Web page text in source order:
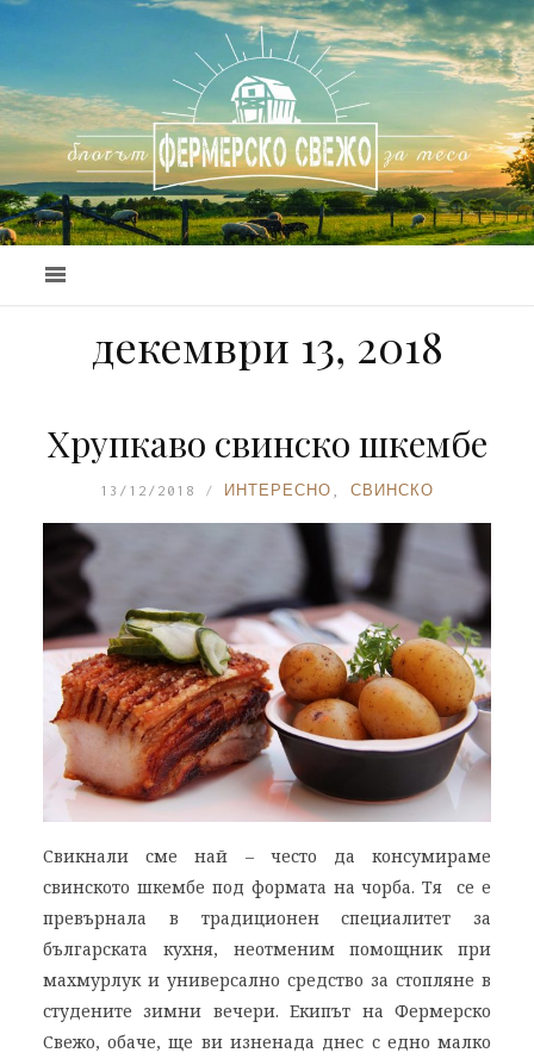
декември 13, 2018
Хрупкаво свинско шкембе
13/12/2018 ИНТЕРЕСНО СВИНСКО
Свикнали сме най – често да консумираме
свинското шкембе под формата на чорба. Тя се е
превърнала в традиционен специалитет за
българската кухня, неотменим помощник при
махмурлук и универсално средство за стопляне в
студените зимни вечери. Екипът на Фермерско
Свежо, обаче, ще ви изненада днес с едно малко